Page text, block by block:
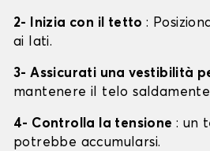
2- Inizia con il tetto:
ai lati.
3- Assicurati una vestibilità
mantenere il telo saldamente
4- Controlla la tensione : un
potrebbe accumularsi.